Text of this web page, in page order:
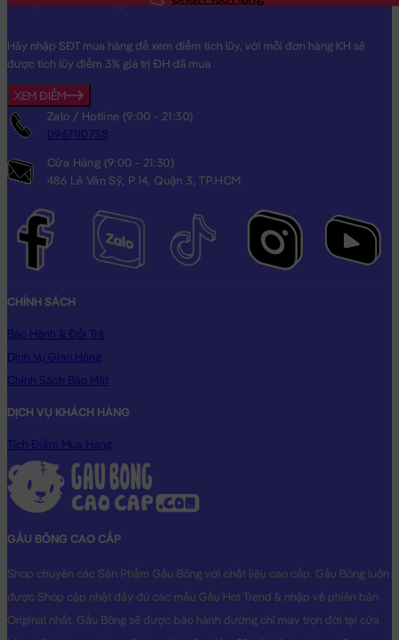
Chuột bông Hamster Gối Ôm cosplay Thú
Hãy nhập SĐT mua hàng để xem điểm tích lũy, với mỗi đơn hàng KH sẽ
được tích lũy điểm 3% giá trị ĐH đã mua
XEM ĐIỂM
Zalo / Hotline (9:00 - 21:30)
0967110738
Cửa Hàng (9:00 - 21:30)
486 Lê Văn Sỹ, P.14, Quận 3, TP.HCM
CHÍNH SÁCH
Bảo Hành & Đổi Trả
Dịch Vụ Giao Hàng
Chính Sách Bảo Mật
DỊCH VỤ KHÁCH HÀNG
Tích Điểm Mua Hàng
GẤU BÔNG CAO CẤP
Shop chuyên các Sản Phẩm Gấu Bông với chất liệu cao cấp. Gấu Bông luôn
được Shop cập nhật đầy đủ các mẫu Gấu Hot Trend & nhập về phiên bản
Original nhất. Gấu Bông sẽ được bảo hành đường chỉ may trọn đời tại cửa